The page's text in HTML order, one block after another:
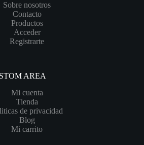
Sobre nosotros
Contacto
Productos
Acceder
Registrarte
AREA
Mi cuenta
Tienda
de privacidad
Blog
Mi carrito